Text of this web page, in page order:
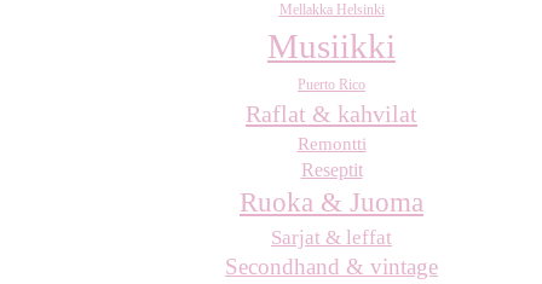
Mellakka Helsinki
Musiikki
Puerto Rico
Raflat & kahvilat
Remontti
Reseptit
Ruoka & Juoma
Sarjat & leffat
Secondhand & vintage